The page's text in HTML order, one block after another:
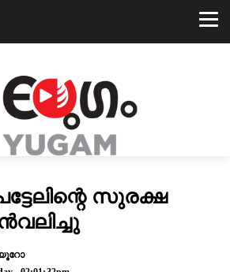
സുരക്ഷ